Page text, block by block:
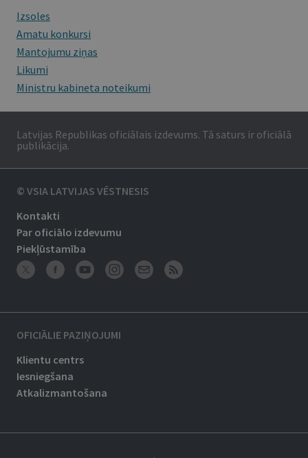
Izsoles
Amatu konkursi
Mantojumu ziņas
Likumi
Ministru kabineta noteikumi
Latvijas Republikas oficiālais izdevums. Tā saturs ir oficiālā
publikācija.
© VSIA LATVIJAS VĒSTNESIS
Kontakti
Par oficiālo izdevumu
Piekļūstamība
OFICIĀLIE PAZIŅOJUMI
Klientu centrs
Iesniegšana
Atkalizmantošana